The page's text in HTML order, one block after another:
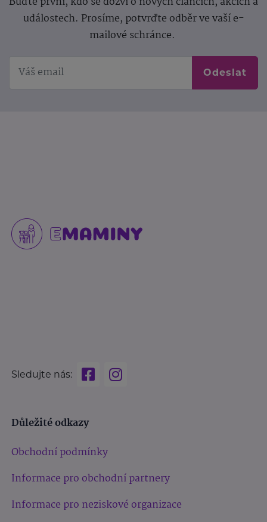
událostech. Prosíme, potvrďte odběr ve vaší e-
mailové schránce.
Odeslat
Sledujte nás:
Důležité odkazy
Obchodní podmínky
Informace pro obchodní partnery
Informace pro neziskové organizace